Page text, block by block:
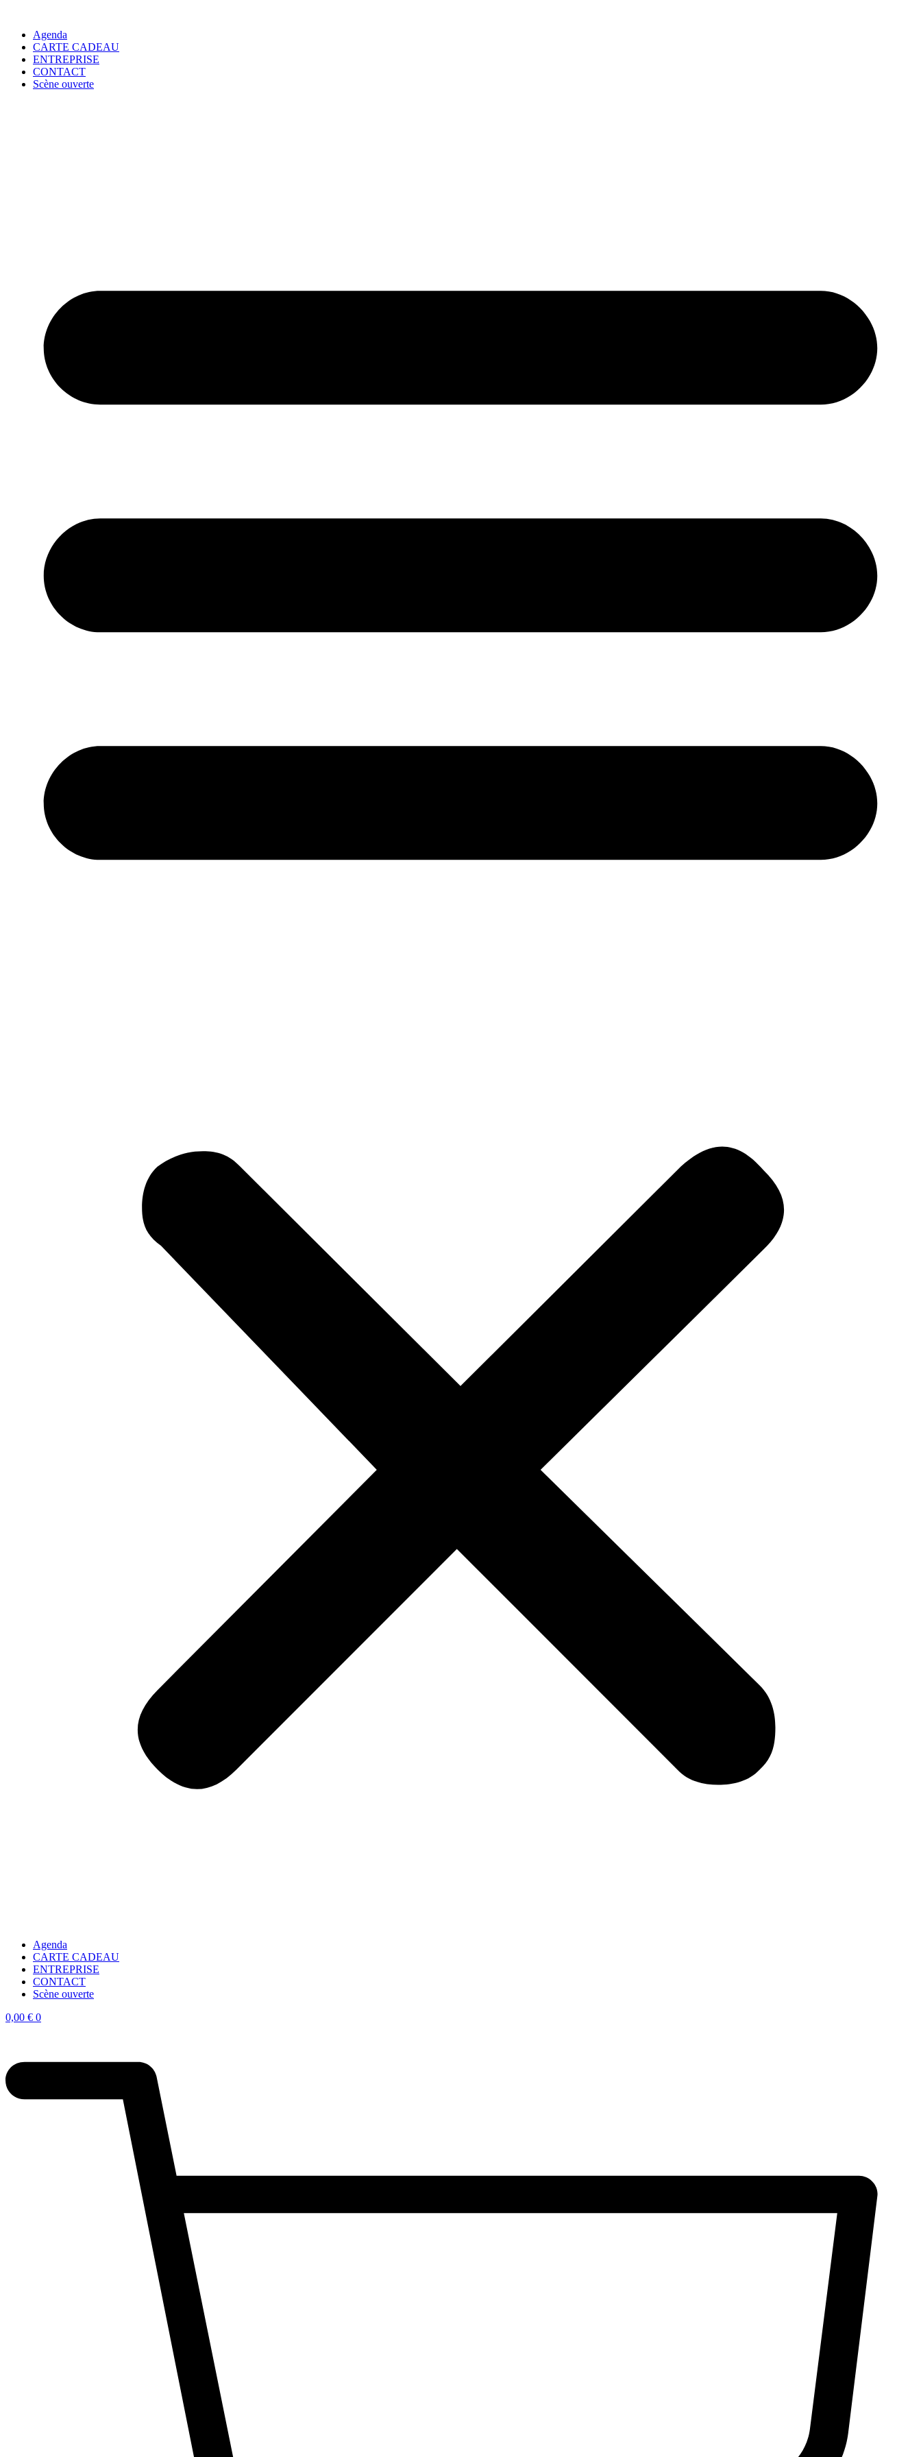
Agenda
CARTE CADEAU
ENTREPRISE
CONTACT
Scène ouverte
Agenda
CARTE CADEAU
ENTREPRISE
CONTACT
Scène ouverte
0,00 € 0